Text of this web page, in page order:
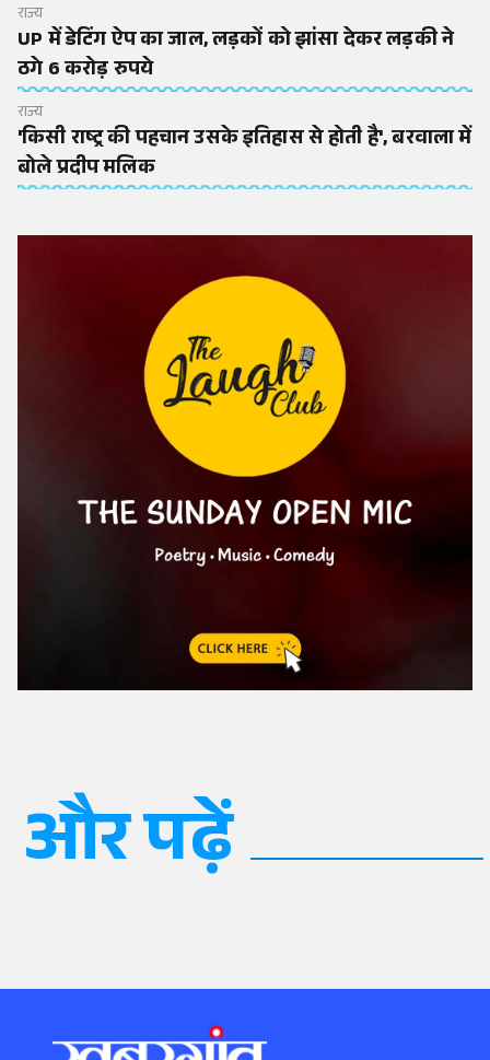
राज्य
UP में डेटिंग ऐप का जाल, लड़कों को झांसा देकर लड़की ने
ठगे 6 करोड़ रुपये
राज्य
'किसी राष्ट्र की पहचान उसके इतिहास से होती है', बरवाला में
बोले प्रदीप मलिक
और पढ़ें